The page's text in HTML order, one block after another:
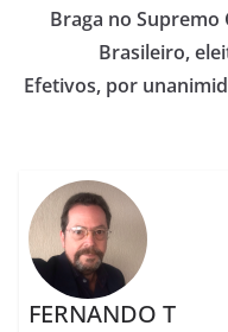
Braga no Supremo
Brasileiro,
Efetivos, por
FERNANDO T